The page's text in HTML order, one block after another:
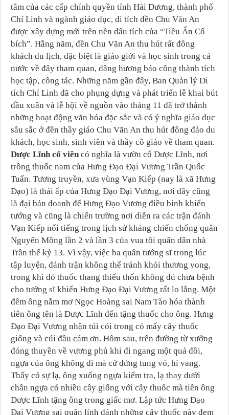
tâm của các cấp chính quyền tỉnh Hải Dương, thành phố
Chí Linh và ngành giáo dục, di tích đền Chu Văn An
được xây dựng mới trên nền dấu tích của “Tiều Ẩn Cổ
bích”. Hằng năm, đền Chu Văn An thu hút rất đông
khách du lịch, đặc biệt là giáo giới và học sinh trong cả
nước về đây tham quan, dâng hương báo công thành tích
học tập, công tác. Những năm gần đây, Ban Quản lý Di
tích Chí Linh đã cho phụng dựng và phát triển lễ khai bút
đầu xuân và lễ hội về nguồn vào tháng 11 đã trở thành
những hoạt động văn hóa đặc sắc và có ý nghĩa giáo dục
sâu sắc ở đền thầy giáo Chu Văn An thu hút đông đảo du
khách, học sinh, sinh viên và thầy cô giáo về tham quan.
Dược Lĩnh cổ viêncó nghĩa là vườn cổ Dược Lĩnh, nơi
trồng thuốc nam của Hưng Đạo Đại Vương Trần Quốc
Tuấn. Tương truyền, xưa vùng Vạn Kiếp (nay là xã Hưng
Đạo) là thái ấp của Hưng Đạo Đại Vương, nơi đây cũng
là đại bản doanh để Hưng Đạo Vương điều binh khiển
tướng và cũng là chiến trường nơi diễn ra các trận đánh
Vạn Kiếp nổi tiếng trong lịch sử kháng chiến chống quân
Nguyên Mông lần 2 và lần 3 của vua tôi quân dân nhà
Trần thế kỷ 13. Vì vậy, việc ba quân tướng sĩ trong lúc
tập luyện, đánh trận không thể tránh khỏi thương vong,
trong khi đó thuốc thang thiếu thốn không đủ chưa bệnh
cho tướng sĩ khiến Hưng Đạo Đại Vương rất lo lắng. Một
đêm ông nằm mơ Ngọc Hoàng sai Nam Tào hóa thành
tiên ông tên là Dược Lĩnh đến tặng thuốc cho ông. Hưng
Đạo Đại Vương nhận túi cói trong có mấy cây thuốc
giống và cúi đầu cám ơn. Hôm sau, trên đường từ xưởng
đóng thuyền về vương phủ khi đi ngang một quả đồi,
ngựa của ông không đi mà cứ đứng tung vó, hí vang.
Thấy có sự lạ, ông xuống ngựa kiểm tra, lạ thay dưới
chân ngựa có nhiều cây giống với cây thuốc mà tiên ông
Dược Lĩnh tặng ông trong giấc mơ. Lập tức Hưng Đạo
Đại Vương sai quân lính đánh những cây thuốc này đem